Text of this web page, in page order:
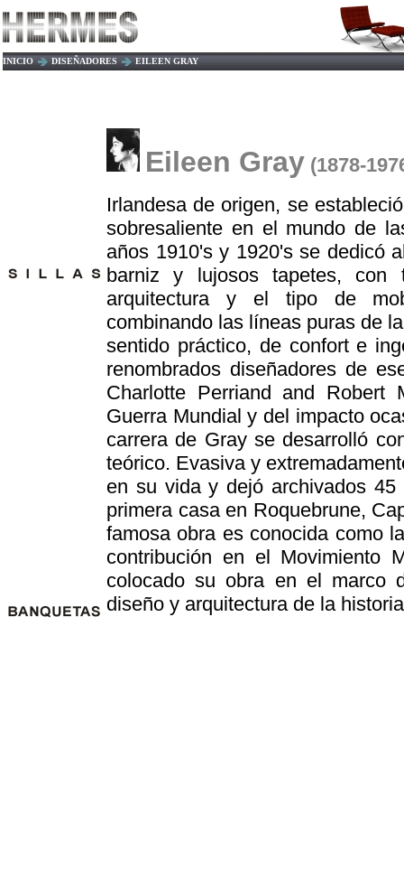
INICIO DISEÑADORES EILEEN GRAY
Eileen Gray (1878-
Irlandesa de origen, se
sobresaliente en el mundo de
años 1910's y 1920's se dedicó
barniz y lujosos tapetes, con
arquitectura y el tipo de
combinando las líneas puras de
sentido práctico, de confort e
renombrados diseñadores de
Charlotte Perriand and Robert
Guerra Mundial y del impacto
carrera de Gray se desarrolló
teórico. Evasiva y
en su vida y dejó archivados 45
primera casa en Roquebrune,
famosa obra es conocida como
contribución en el Movimiento
colocado su obra en el marco
diseño y arquitectura de la